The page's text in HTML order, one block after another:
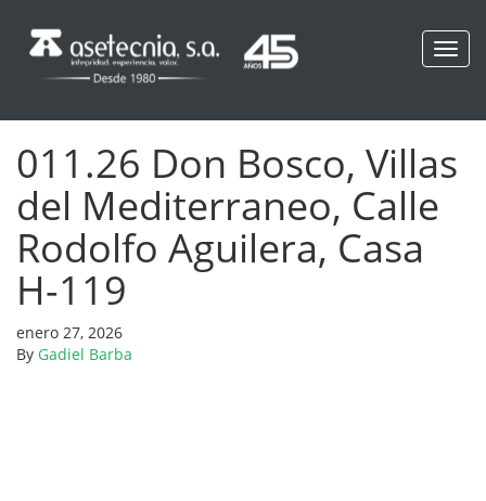
011.26 Don Bosco, Villas
del Mediterraneo, Calle
Rodolfo Aguilera, Casa
H-119
enero 27, 2026
By Gadiel Barba